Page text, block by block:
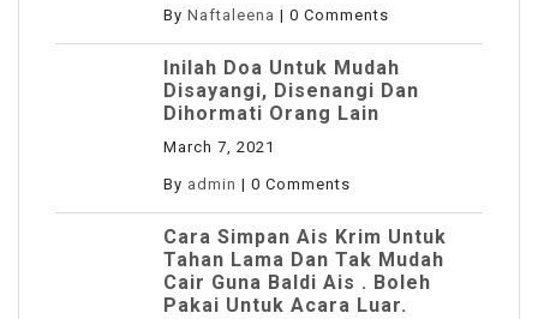
By Naftaleena | 0 Comments
Inilah Doa Untuk Mudah
Disayangi, Disenangi Dan
Dihormati Orang Lain
March 7, 2021
By admin | 0 Comments
Cara Simpan Ais Krim Untuk
Tahan Lama Dan Tak Mudah
Cair Guna Baldi Ais . Boleh
Pakai Untuk Acara Luar.